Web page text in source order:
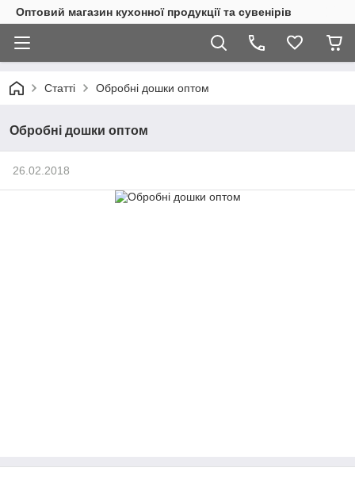
Оптовий магазин кухонної продукції та сувенірів
Статті Обробні дошки оптом
Обробні дошки оптом
26.02.2018